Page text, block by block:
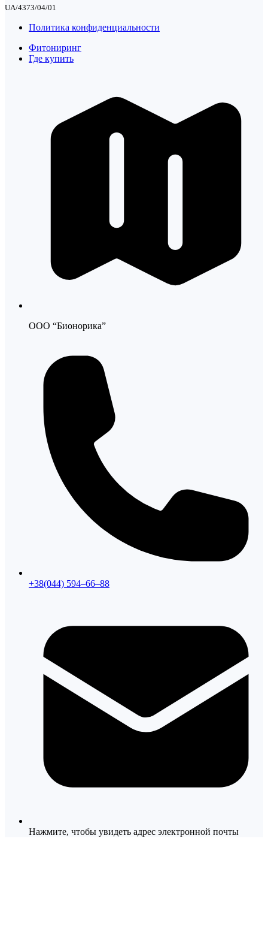
UA/4373/04/01
Политика конфиденциальности
Фитониринг
Где купить
ООО “Бионорика”
+38(044) 594–66–88
Нажмите, чтобы увидеть адрес электронной почты